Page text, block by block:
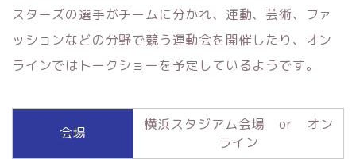
スターズの選手がチームに分かれ、運動、芸術、ファ
ッションなどの分野で競う運動会を開催したり、オン
ラインではトークショーを予定しているようです。
会場
横浜スタジアム会場 or オン
ライン